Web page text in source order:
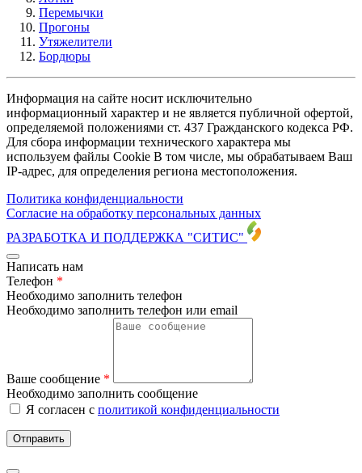
Перемычки
Прогоны
Утяжелители
Бордюры
Информация на сайте носит исключительно
информационный характер и не является публичной офертой,
определяемой положениями ст. 437 Гражданского кодекса РФ.
Для сбора информации технического характера мы
используем файлы Cookie В том числе, мы обрабатываем Ваш
IP-адрес, для определения региона местоположения.
Политика конфиденциальности
Согласие на обработку персональных данных
РАЗРАБОТКА И ПОДДЕРЖКА "СИТИС"
Написать нам
Телефон *
Необходимо заполнить телефон
Необходимо заполнить телефон или email
Ваше сообщение *
Необходимо заполнить сообщение
Я согласен с политикой конфиденциальности
Отправить